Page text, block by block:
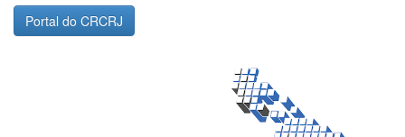
Portal do CRCRJ